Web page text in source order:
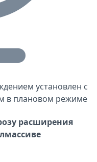
установлен с
в плановом режиме
расширения